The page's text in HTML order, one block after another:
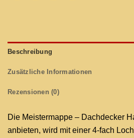
Beschreibung
Zusätzliche Informationen
Rezensionen (0)
Die Meistermappe – Dachdecker
anbieten, wird mit einer 4-fach